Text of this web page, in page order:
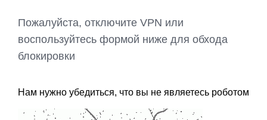
Пожалуйста, отключите VPN или
воспользуйтесь формой ниже для обхода
блокировки
Нам нужно убедиться, что вы не являетесь роботом